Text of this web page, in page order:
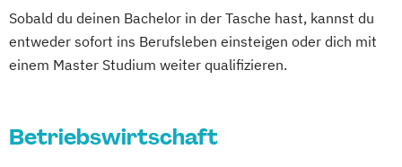
Cyber Security (DE/EN)
Data Management (DE/EN)
DevOps und Cloud Computing (DE/EN)
Digital Entrepreneurship
Sobald du deinen Bachelor in der Tasche hast, kannst du
entweder sofort ins Berufsleben einsteigen oder dich mit
einem Master Studium weiter qualifizieren.
Betriebswirtschaft